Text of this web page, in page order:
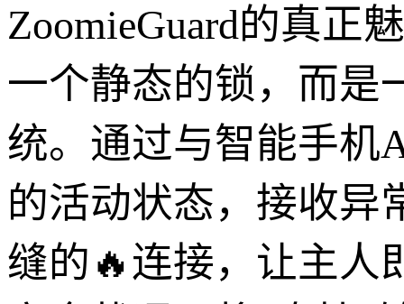
ZoomieGuard的真正
一个静态的锁，而是
统。通过与智能手机
的活动状态，接收异
缝的🔥连接，让主人